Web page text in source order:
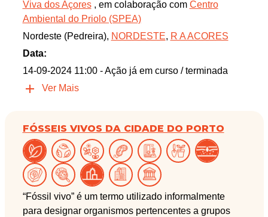
Viva dos Açores, em colaboração com Centro
Ambiental do Priolo (SPEA)
Nordeste (Pedreira), NORDESTE, R A ACORES
Data:
14-09-2024 11:00 - Ação já em curso / terminada
Ver Mais
FÓSSEIS VIVOS DA CIDADE DO PORTO
“Fóssil vivo” é um termo utilizado informalmente
para designar organismos pertencentes a grupos